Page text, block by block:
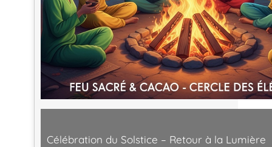
Célébration du Solstice – Retour à la Lumière